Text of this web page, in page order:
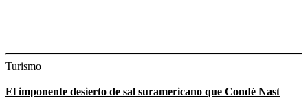
Turismo
El imponente desierto de sal suramericano que Condé Nast